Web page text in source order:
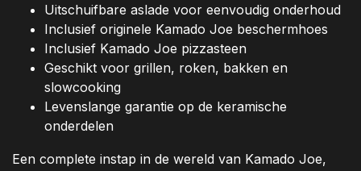
Uitschuifbare aslade voor eenvoudig onderhoud
Inclusief originele Kamado Joe beschermhoes
Inclusief Kamado Joe pizzasteen
Geschikt voor grillen, roken, bakken en
slowcooking
Levenslange garantie op de keramische
onderdelen
Een complete instap in de wereld van Kamado Joe,